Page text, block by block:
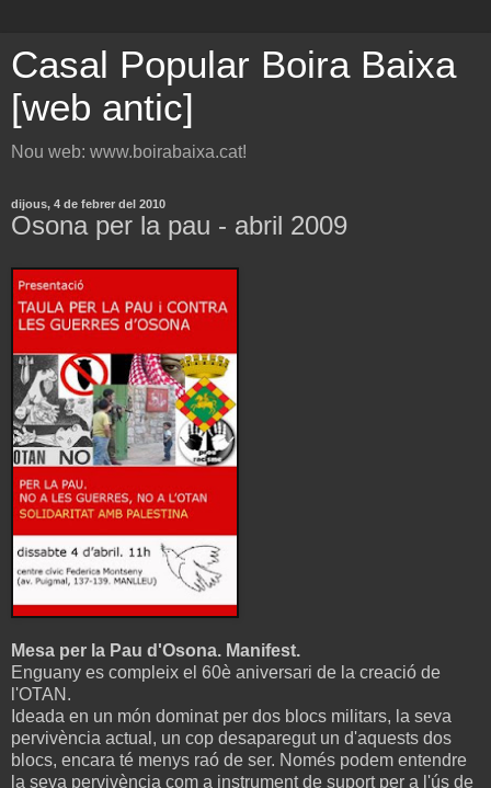
Casal Popular Boira Baixa
[web antic]
Nou web: www.boirabaixa.cat!
dijous, 4 de febrer del 2010
Osona per la pau - abril 2009
Mesa per la Pau d'Osona. Manifest.
Enguany es compleix el 60è aniversari de la creació de
l'OTAN.
Ideada en un món dominat per dos blocs militars, la seva
pervivència actual, un cop desaparegut un d'aquests dos
blocs, encara té menys raó de ser. Només podem entendre
la seva pervivència com a instrument de suport per a l'ús de